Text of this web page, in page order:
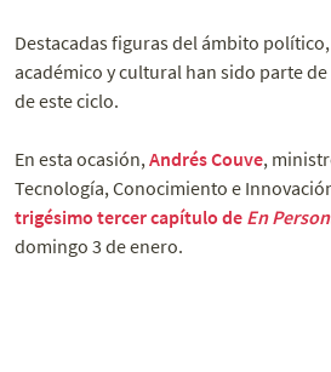
Destacadas figuras del ámbito
académico y cultural han sido parte
de este ciclo.
En esta ocasión,Andrés Couve,
Tecnología, Conocimiento e
trigésimo tercer capítulo de En
domingo 3 de enero.